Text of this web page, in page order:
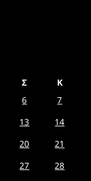
Σ
Κ
6
7
13
14
20
21
27
28